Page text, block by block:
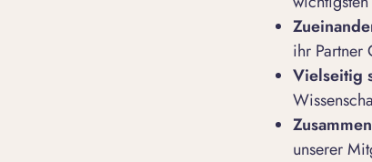
ihr Partner
Vielseitig
unserer